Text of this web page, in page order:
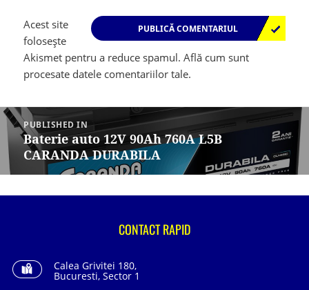
Acest site
folosește
Akismet pentru a reduce spamul.Află cum sunt
procesate datele comentariilor tale.
Navigare
în
articole
PUBLISHED IN
Baterie auto 12V 90Ah 760A L5B
CARANDA DURABILA
CONTACT RAPID
Calea Grivitei 180,
Bucuresti, Sector 1